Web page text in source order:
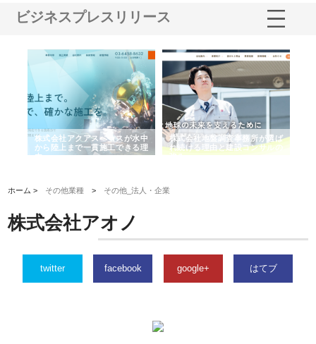
ビジネスプレスリリース
株式会社アクアスペースが水中
から陸上まで一貫施工できる理
由
株式会社地盤調査事務所が選ば
れ続ける理由と建設コンサルの
強み
ホーム > その他業種 > その他_法人・企業
株式会社アオノ
twitter facebook google+ はてブ